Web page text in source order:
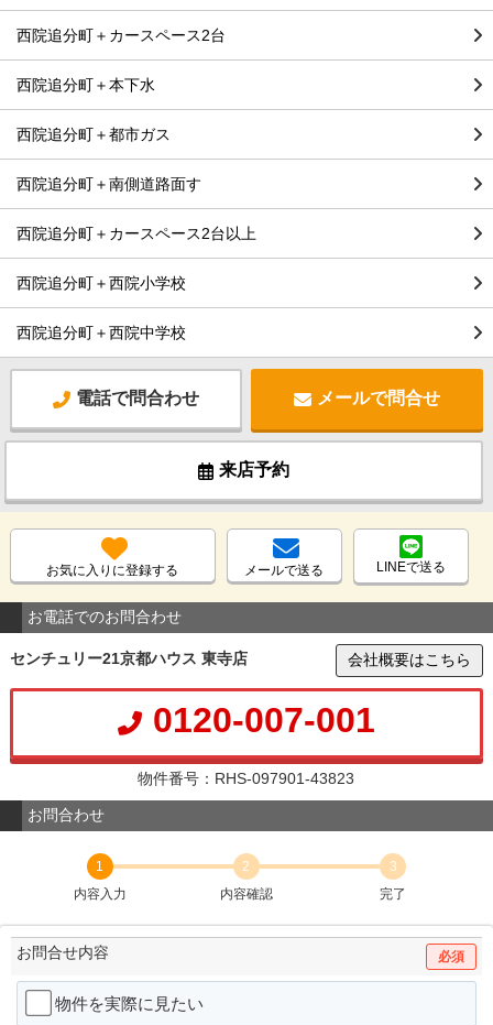
西院追分町＋カースペース2台
西院追分町＋本下水
西院追分町＋都市ガス
西院追分町＋南側道路面す
西院追分町＋カースペース2台以上
西院追分町＋西院小学校
西院追分町＋西院中学校
電話で問合わせ メールで問合せ
来店予約
お気に入りに登録する メールで送る LINEで送る
お電話でのお問合わせ
センチュリー21京都ハウス 東寺店 会社概要はこちら
0120-007-001
物件番号：RHS-097901-43823
お問合わせ
1
内容入力
2
内容確認
3
完了
お問合せ内容 必須
物件を実際に見たい